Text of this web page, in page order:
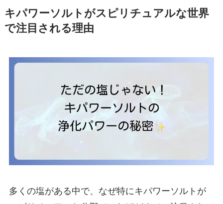
キパワーソルトがスピリチュアルな世界
で注目される理由
多くの塩がある中で、なぜ特にキパワーソルトが